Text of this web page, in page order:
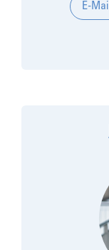
E-Mail